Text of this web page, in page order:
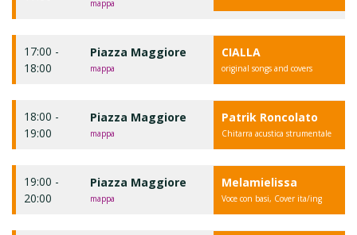
mappa
17:00 -
18:00
Piazza Maggiore
mappa
CIALLA
original songs and covers
18:00 -
19:00
Piazza Maggiore
mappa
Patrik Roncolato
Chitarra acustica strumentale
19:00 -
20:00
Piazza Maggiore
mappa
Melamielissa
Voce con basi, Cover ita/ing